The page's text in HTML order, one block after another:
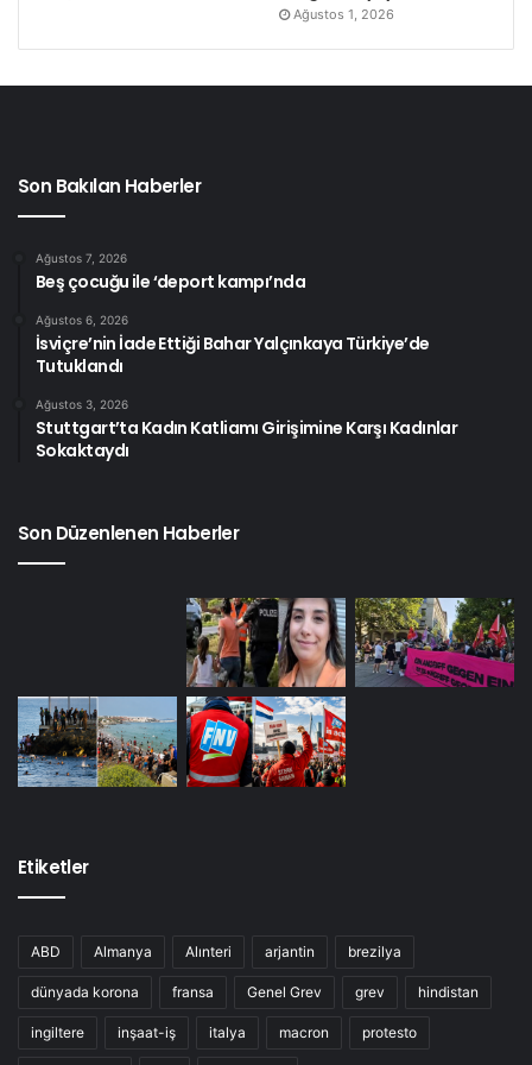
Ağustos 1, 2026
Son Bakılan Haberler
Ağustos 7, 2026
Beş çocuğu ile ‘deport kampı’nda
Ağustos 6, 2026
İsviçre’nin İade Ettiği Bahar Yalçınkaya Türkiye’de
Tutuklandı
Ağustos 3, 2026
Stuttgart’ta Kadın Katliamı Girişimine Karşı Kadınlar
Sokaktaydı
Son Düzenlenen Haberler
Etiketler
ABD Almanya Alınteri arjantin brezilya
dünyada korona fransa Genel Grev grev hindistan
ingiltere inşaat-iş italya macron protesto